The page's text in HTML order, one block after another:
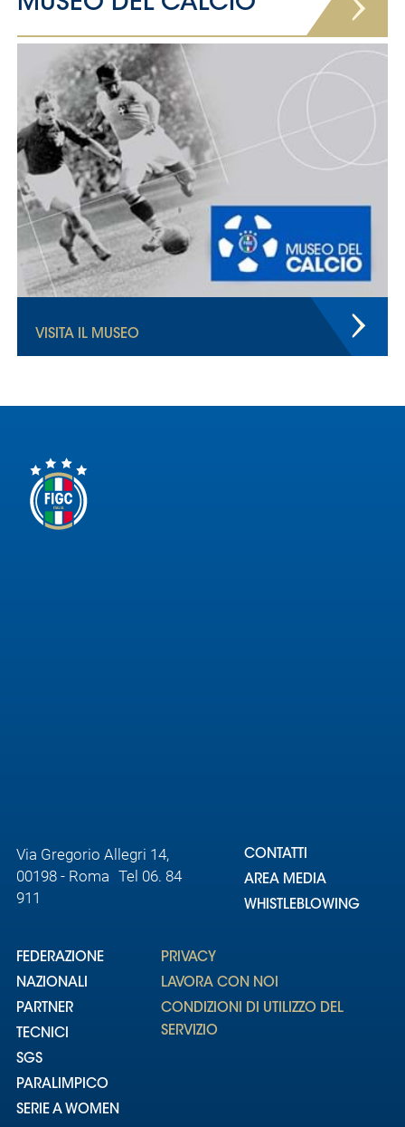
Via Gregorio Allegri 14,
00198 - Roma Tel 06. 84
911
CONTATTI
AREA MEDIA
WHISTLEBLOWING
FEDERAZIONE
NAZIONALI
PARTNER
TECNICI
SGS
PARALIMPICO
SERIE A WOMEN
PRIVACY
LAVORA CON NOI
CONDIZIONI DI UTILIZZO DEL
SERVIZIO